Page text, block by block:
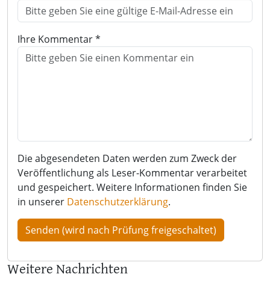
Ihre Kommentar *
Die abgesendeten Daten werden zum Zweck der
Veröffentlichung als Leser-Kommentar verarbeitet
und gespeichert. Weitere Informationen finden Sie
in unserer Datenschutzerklärung.
Weitere Nachrichten